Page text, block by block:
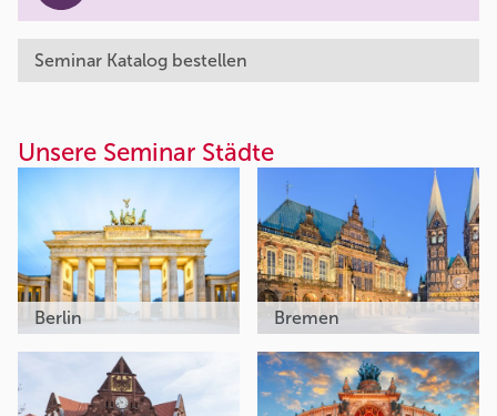
Seminar Katalog bestellen
Unsere Seminar Städte
Berlin Bremen